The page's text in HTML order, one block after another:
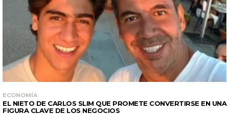
ECONOMÍA
EL NIETO DE CARLOS SLIM QUE PROMETE CONVERTIRSE EN UNA
FIGURA CLAVE DE LOS NEGOCIOS